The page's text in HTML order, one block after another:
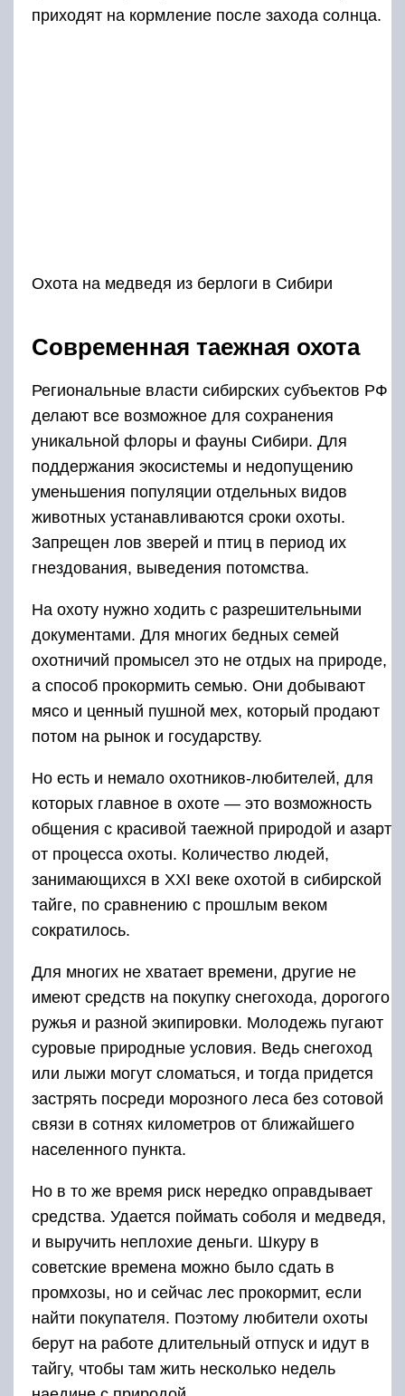
приходят на кормление после захода солнца.
Охота на медведя из берлоги в Сибири
Современная таежная охота
Региональные власти сибирских субъектов РФ
делают все возможное для сохранения
уникальной флоры и фауны Сибири. Для
поддержания экосистемы и недопущению
уменьшения популяции отдельных видов
животных устанавливаются сроки охоты.
Запрещен лов зверей и птиц в период их
гнездования, выведения потомства.
На охоту нужно ходить с разрешительными
документами. Для многих бедных семей
охотничий промысел это не отдых на природе,
а способ прокормить семью. Они добывают
мясо и ценный пушной мех, который продают
потом на рынок и государству.
Но есть и немало охотников-любителей, для
которых главное в охоте — это возможность
общения с красивой таежной природой и азарт
от процесса охоты. Количество людей,
занимающихся в XXI веке охотой в сибирской
тайге, по сравнению с прошлым веком
сократилось.
Для многих не хватает времени, другие не
имеют средств на покупку снегохода, дорогого
ружья и разной экипировки. Молодежь пугают
суровые природные условия. Ведь снегоход
или лыжи могут сломаться, и тогда придется
застрять посреди морозного леса без сотовой
связи в сотнях километров от ближайшего
населенного пункта.
Но в то же время риск нередко оправдывает
средства. Удается поймать соболя и медведя,
и выручить неплохие деньги. Шкуру в
советские времена можно было сдать в
промхозы, но и сейчас лес прокормит, если
найти покупателя. Поэтому любители охоты
берут на работе длительный отпуск и идут в
тайгу, чтобы там жить несколько недель